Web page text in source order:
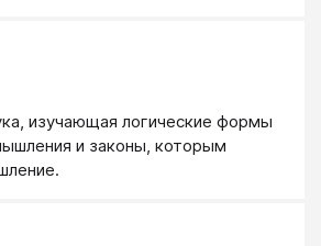
изучающая логические формы
и законы, которым